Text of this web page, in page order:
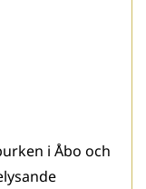
i Åbo och